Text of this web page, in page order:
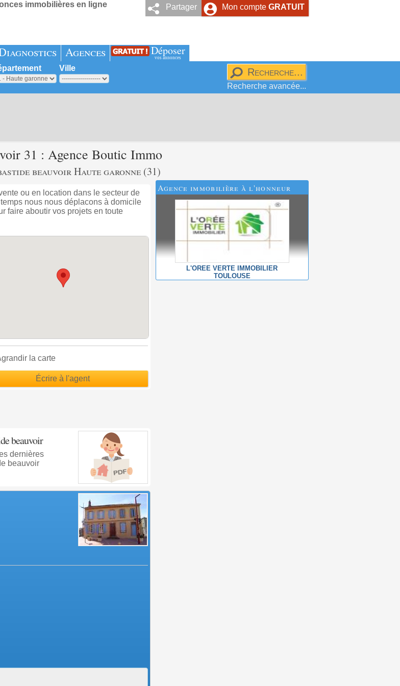
Mon compte GRATUIT
Partager
immobilières en ligne
Agences Déposer
vos annonces
Ville
Recherche avancée...
31 : Agence Boutic Immo
beauvoir Haute garonne (31)
ou en location dans le secteur de
nous nous déplacons à domicile
faire aboutir vos projets en toute
la carte
Écrire à l'agent
beauvoir
dernières
beauvoir
Agence immobilière à l'honneur
L'OREE VERTE IMMOBILIER
TOULOUSE